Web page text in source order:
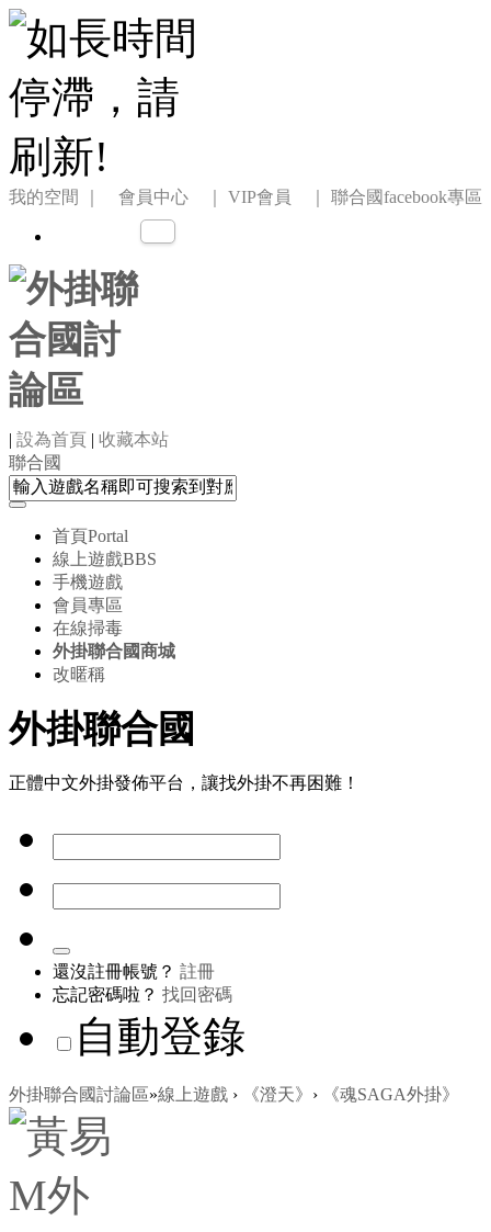
我的空間 ｜ 會員中心 ｜ VIP會員 ｜ 聯合國facebook專區
| 設為首頁 | 收藏本站
聯合國
首頁Portal
線上遊戲BBS
手機遊戲
會員專區
在線掃毒
外掛聯合國商城
改暱稱
外掛聯合國
正體中文外掛發佈平台，讓找外掛不再困難！
還沒註冊帳號？ 註冊
忘記密碼啦？ 找回密碼
自動登錄
外掛聯合國討論區»線上遊戲 › 《澄天》 › 《魂SAGA外掛》